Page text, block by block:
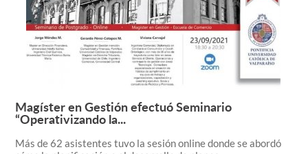
Leer más +
Magíster en Gestión efectuó Seminario
“Operativizando la...
Más de 62 asistentes tuvo la sesión online donde se abordó